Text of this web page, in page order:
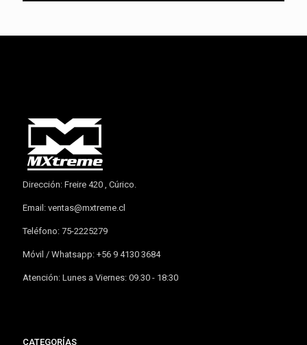
Dirección: Freire 420 , Cúrico.
Email: ventas@mxtreme.cl
Teléfono: 75-2225279
Móvil / Whatsapp: +56 9 4130 3684
Atención: Lunes a Viernes: 09.30 - 18:30
CATEGORÍAS